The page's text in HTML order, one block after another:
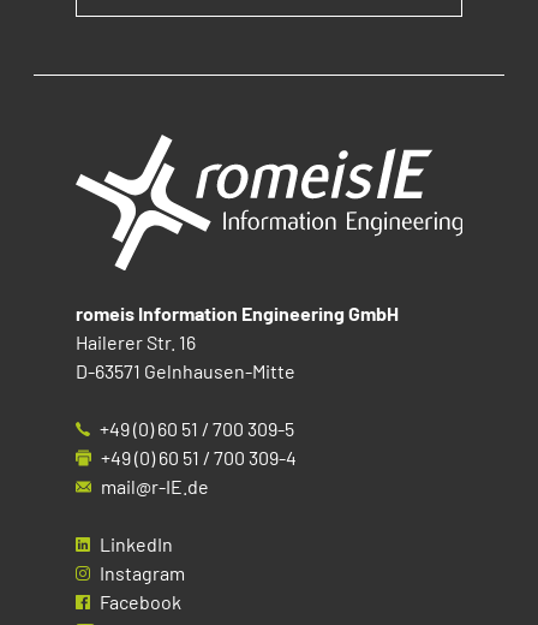
romeis Information Engineering GmbH
Hailerer Str. 16
D-63571 Gelnhausen-Mitte
+49 (0) 60 51 / 700 309-5
+49 (0) 60 51 / 700 309-4
mail@r-IE.de
LinkedIn
Instagram
Facebook